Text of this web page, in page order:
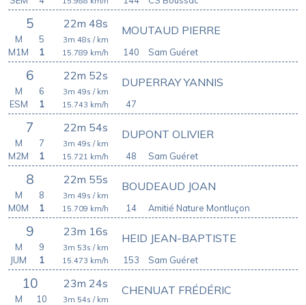
5 22m 48s
140
MOUTAUD PIERRE
3m 48s / km
15.789 km/h
M
5
M1M
1 Sam Guéret
6 22m 52s
47
DUPERRAY YANNIS
3m 49s / km
15.743 km/h
M
6
ESM
1
7 22m 54s
48
DUPONT OLIVIER
3m 49s / km
15.721 km/h
M
7
M2M
1 Sam Guéret
8 22m 55s
14
BOUDEAUD JOAN
3m 49s / km
15.709 km/h
M
8
M0M
1 Amitié Nature Montluçon
9 23m 16s
153
HEID JEAN-BAPTISTE
3m 53s / km
15.473 km/h
M
9
JUM
1 Sam Guéret
10 23m 24s CHENUAT FRÉDÉRIC
3m 54s / km
M
10